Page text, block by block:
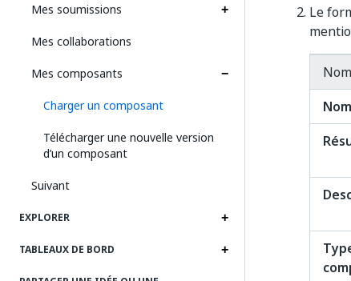
Mes soumissions
Mes collaborations
Mes composants
Charger un composant
Télécharger une nouvelle version
d’un composant
Suivant
EXPLORER
TABLEAUX DE BORD
Le
Nom